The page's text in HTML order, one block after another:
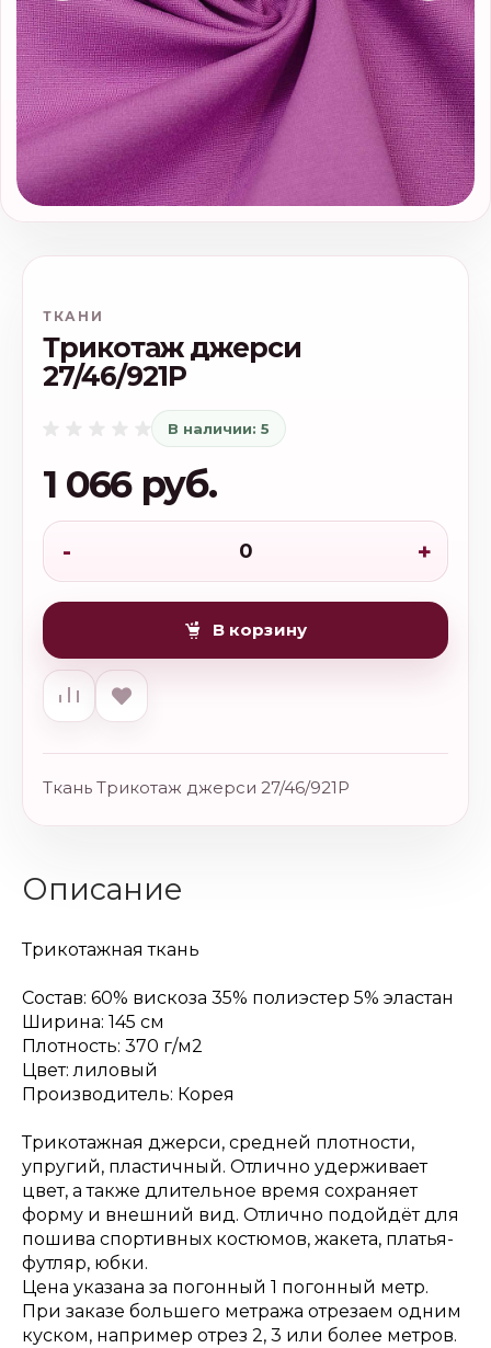
ТКАНИ
Трикотаж джерси
27/46/921Р
В наличии: 5
1 066 руб.
- +
В корзину
Ткань Трикотаж джерси 27/46/921Р
Описание
Трикотажная ткань
Состав: 60% вискоза 35% полиэстер 5% эластан
Ширина: 145 см
Плотность: 370 г/м2
Цвет: лиловый
Производитель: Корея
Трикотажная джерси, средней плотности,
упругий, пластичный. Отлично удерживает
цвет, а также длительное время сохраняет
форму и внешний вид. Отлично подойдёт для
пошива спортивных костюмов, жакета, платья-
футляр, юбки.
Цена указана за погонный 1 погонный метр.
При заказе большего метража отрезаем одним
куском, например отрез 2, 3 или более метров.